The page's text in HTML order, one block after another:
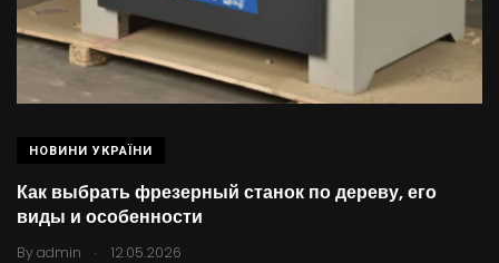
НОВИНИ УКРАЇНИ
Как выбрать фрезерный станок по дереву, его
виды и особенности
By admin . 12.05.2026